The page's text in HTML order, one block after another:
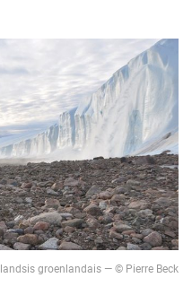
groenlandais — © Pierre Beck